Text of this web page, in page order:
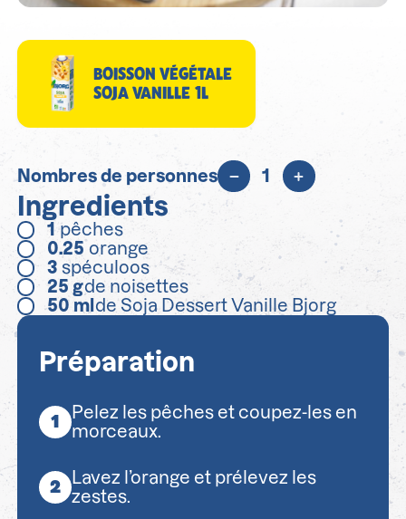
BOISSON VÉGÉTALE
SOJA VANILLE 1L
Nombres de personnes 1
Ingredients
1 pêches
0.25 orange
3 spéculoos
25 gde noisettes
50 ml de Soja Dessert Vanille Bjorg
Préparation
Pelez les pêches et coupez-les en
morceaux.
Lavez l’orange et prélevez les
zestes.